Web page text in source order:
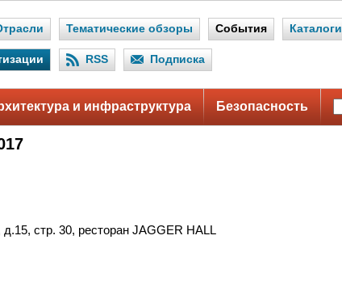
Тематические обзоры События Каталоги
RSS Подписка
и инфраструктура Безопасность
стр. 30, ресторан JAGGER HALL